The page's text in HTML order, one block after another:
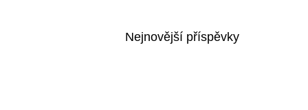
Nejnovější příspěvky